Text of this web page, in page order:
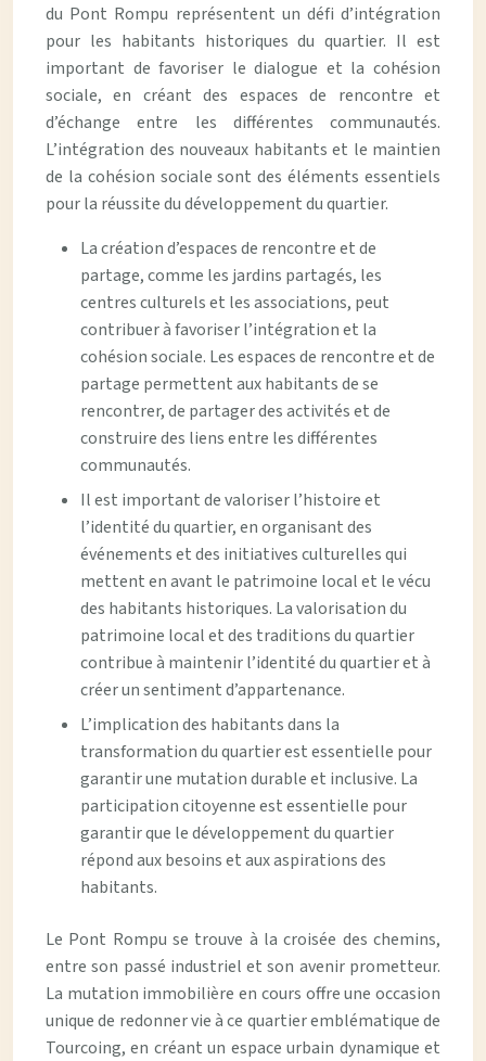
du Pont Rompu représentent un défi d’intégration
pour les habitants historiques du quartier. Il est
important de favoriser le dialogue et la cohésion
sociale, en créant des espaces de rencontre et
d’échange entre les différentes communautés.
L’intégration des nouveaux habitants et le maintien
de la cohésion sociale sont des éléments essentiels
pour la réussite du développement du quartier.
La création d’espaces de rencontre et de
partage, comme les jardins partagés, les
centres culturels et les associations, peut
contribuer à favoriser l’intégration et la
cohésion sociale. Les espaces de rencontre et de
partage permettent aux habitants de se
rencontrer, de partager des activités et de
construire des liens entre les différentes
communautés.
Il est important de valoriser l’histoire et
l’identité du quartier, en organisant des
événements et des initiatives culturelles qui
mettent en avant le patrimoine local et le vécu
des habitants historiques. La valorisation du
patrimoine local et des traditions du quartier
contribue à maintenir l’identité du quartier et à
créer un sentiment d’appartenance.
L’implication des habitants dans la
transformation du quartier est essentielle pour
garantir une mutation durable et inclusive. La
participation citoyenne est essentielle pour
garantir que le développement du quartier
répond aux besoins et aux aspirations des
habitants.
Le Pont Rompu se trouve à la croisée des chemins,
entre son passé industriel et son avenir prometteur.
La mutation immobilière en cours offre une occasion
unique de redonner vie à ce quartier emblématique de
Tourcoing, en créant un espace urbain dynamique et